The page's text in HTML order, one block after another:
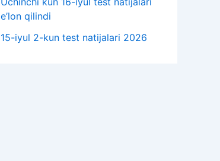
e’lon qilindi
15-iyul 2-kun test natijalari 2026